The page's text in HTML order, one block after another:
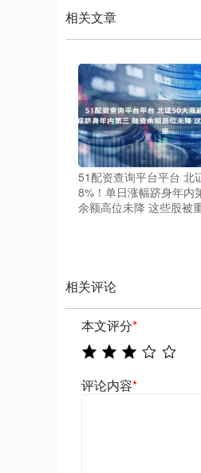
相关文章
51配资查询平台平台 北
8%！单日涨幅跻身年内
余额高位未降 这些股被
相关评论
本文评分*
评论内容*